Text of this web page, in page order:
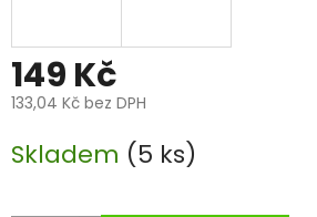
149 Kč
133,04 Kč bez DPH
cena:
Skladem (5 ks)